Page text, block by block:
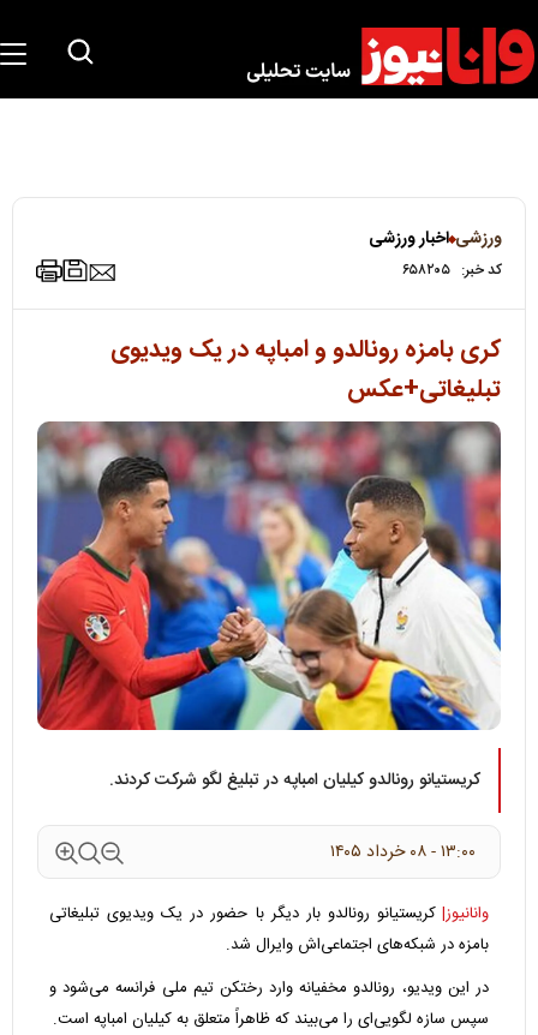
ورزشی اخبار ورزشی
کد خبر: ۶۵۸۲۰۵
کری بامزه رونالدو و امباپه در یک ویدیوی
تبلیغاتی+عکس
کریستیانو رونالدو کیلیان امباپه در تبلیغ لگو شرکت کردند.
۱۳:۰۰ - ۰۸ خرداد ۱۴۰۵
وانانیوز| کریستیانو رونالدو بار دیگر با حضور در یک ویدیوی تبلیغاتی
بامزه در شبکه‌های اجتماعی‌اش وایرال شد.
در این ویدیو، رونالدو مخفیانه وارد رختکن تیم ملی فرانسه می‌شود و
سپس سازه لگویی‌ای را می‌بیند که ظاهراً متعلق به کیلیان امباپه است.